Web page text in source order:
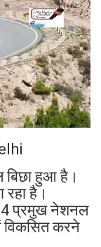
बिछा हुआ है।
रहा है।
4 प्रमुख नेशनल
विकसित करने